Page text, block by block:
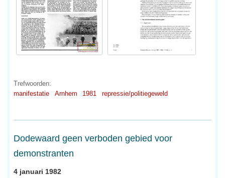
Trefwoorden:
manifestatie
Arnhem 1981 repressie/politiegeweld
Dodewaard geen verboden gebied voor
demonstranten
4 januari 1982